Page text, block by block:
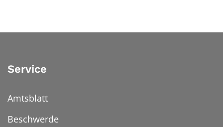
Service
Amtsblatt
Beschwerde